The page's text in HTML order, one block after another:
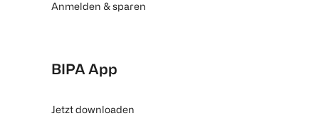
Anmelden & sparen
BIPA App
Jetzt downloaden